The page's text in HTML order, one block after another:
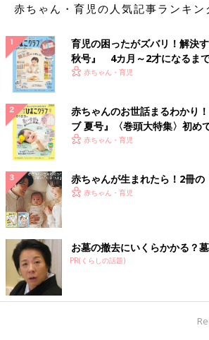
赤ちゃん・育児の人気記事ランキン
育児の困ったがズバリ！解決
秋号』 4カ月～2才になるま
いっぱい！
赤ちゃん・育児
赤ちゃんのお世話まるわかり
ブ 夏号』〈巻頭大特集〉初め
く！ おっぱい・ミルクの基本
赤ちゃん・育児
赤ちゃんが生まれたら！2冊の
赤ちゃん・育児
お墓の撤去にいくらかかる？
PR(くらしの話題)